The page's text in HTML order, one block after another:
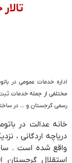
اداره خدمات عمومی در
مختلفی از جمله خدمات ثبت
رسمی گرجستان و … در
خانه عدالت در
دریاچه اردگانی ،
استقلال گرجستان